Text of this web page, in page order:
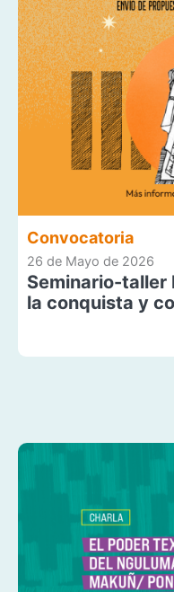
Convocatoria
26 de Mayo de 2026
Seminario-taller
la conquista y